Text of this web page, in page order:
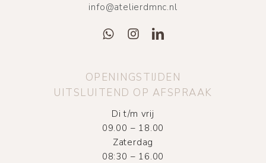
info@atelierdmnc.nl
OPENINGSTIJDEN
UITSLUITEND OP AFSPRAAK
Di t/m vrij
09.00 – 18.00
Zaterdag
08:30 – 16.00